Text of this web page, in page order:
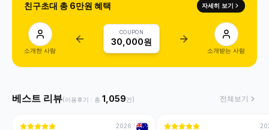
친구초대 총 6만원 혜택 자세히 보기
소개한 사람
COUPON
30,000원
소개받는 사람
베스트 리뷰(이용후기 : 총 1,059건) 전체보기
2026.07.31